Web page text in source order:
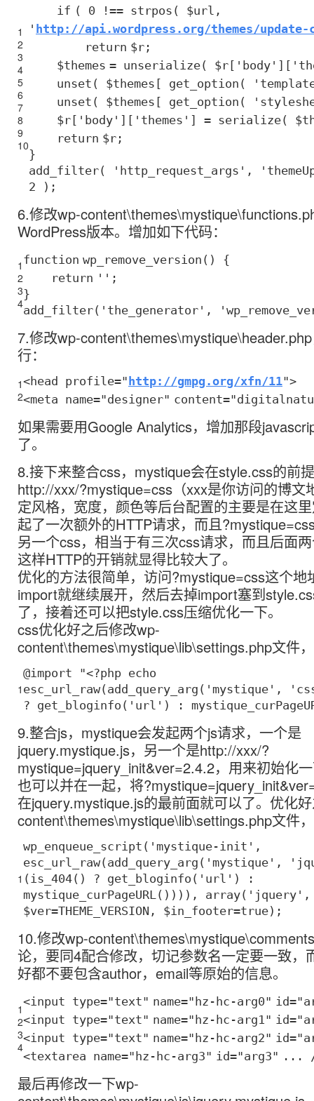
1
2
3
4
5
6
7
8
9
10
if ( 0 !== strpos ( $url ,
' http://api.wordpress.org/themes/update-
return $r ;
$themes = unserialize( $r [ 'body' ][
unset( $themes [ get_option(
unset( $themes [ get_option(
$r [ 'body' ][ 'themes' ] = serialize(
return $r ;
}
add_filter(
'http_request_args' ,
2 );
6.修改wp-
WordPress版本。增加如下代码：
1
2
3
4
function wp_remove_version() {
return '' ;
}
add_filter( 'the_generator' ,
7.修改wp-
行：
1
2
<head profile=" http://gmpg.org/xfn/11">
<meta name="designer" content=
如果需要用Google Analytics，增加那段
了。
8.接下来整合css，mystique会在style.css的前
http://xxx/?mystique=css（xxx是你访问的博文
定风格，宽度，颜色等后台配置的主要是在这
起了一次额外的HTTP请求，而且
另一个css，相当于有三次css请求，而且后面
这样HTTP的开销就显得比较大了。
优化的方法很简单，访问?mystique=css这个地
import就继续展开，然后去掉import塞到
了，接着还可以把style.css压缩优化一下。
css优化好之后修改wp-
content\themes\mystique\lib\settings.php文件
1
@import "<?php echo
esc_url_raw(add_query_arg('mystique',
? get_bloginfo('url') :
9.整合js，mystique会发起两个js请求，一个是
jquery.mystique.js，另一个是http://xxx/?
mystique=jquery_init&ver=2.4.2，用来初始化
也可以并在一起，将
在jquery.mystique.js的最前面就可以了。优化
content\themes\mystique\lib\settings.php文件
1
wp_enqueue_script( 'mystique-init' ,
esc_url_raw(add_query_arg( 'mystique' ,
(is_404() ? get_bloginfo( 'url' ) :
mystique_curPageURL()))), array( 'jquery'
$ver=THEME_VERSION, $in_footer=true);
10.修改wp-
论，要同4配合修改，切记参数名一定要一致，
好都不要包含author，email等原始的信息。
1
2
3
4
<input type="text" name="hz-hc-arg0" id=
<input type="text" name="hz-hc-arg1" id=
<input type="text" name="hz-hc-arg2" id=
<textarea name="hz-hc-arg3" id="arg3" ...
最后再修改一下wp-